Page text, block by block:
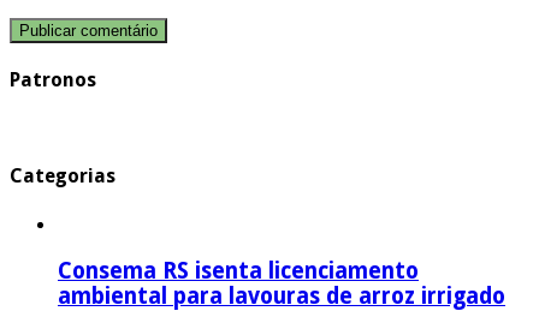
Patronos
Categorias
Consema RS isenta licenciamento
ambiental para lavouras de arroz irrigado